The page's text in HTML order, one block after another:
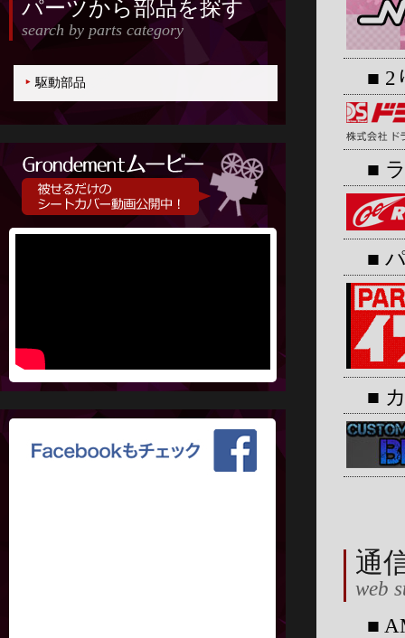
パーツから部品を探す
search by parts category
駆動部品 ■ 2
■ ラ
■ パ
■ カ
通
web
■